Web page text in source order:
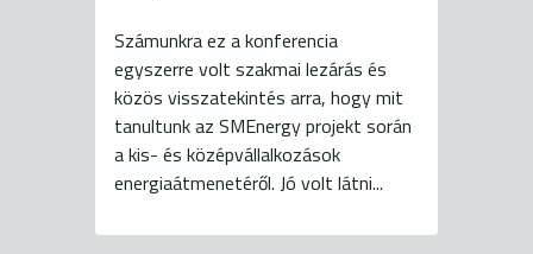
Számunkra ez a konferencia
egyszerre volt szakmai lezárás és
közös visszatekintés arra, hogy mit
tanultunk az SMEnergy projekt során
a kis- és középvállalkozások
energiaátmenetéről. Jó volt látni...